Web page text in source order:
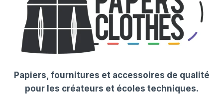
Papiers, fournitures et accessoires de qualité
pour les créateurs et écoles techniques.